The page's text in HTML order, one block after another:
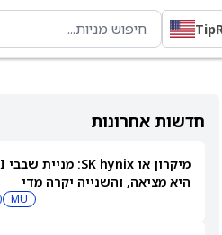
חדשות אחרונות
היא מציאה, והשנייה יקרה מדי
MU